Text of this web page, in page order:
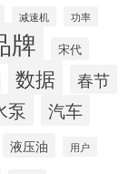
减速机 功率
牌 宋代
数据 春节
泵 汽车
液压油 用户